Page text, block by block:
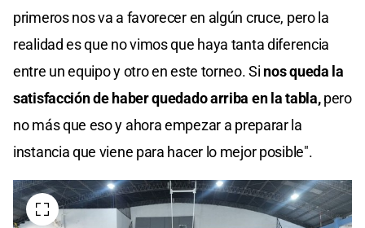
primeros nos va a favorecer en algún cruce, pero la
realidad es que no vimos que haya tanta diferencia
entre un equipo y otro en este torneo. Si nos queda la
satisfacción de haber quedado arriba en la tabla,pero
no más que eso y ahora empezar a preparar la
instancia que viene para hacer lo mejor posible".